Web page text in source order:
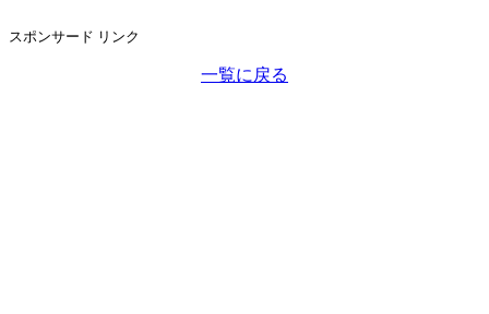
スポンサード リンク
一覧に戻る